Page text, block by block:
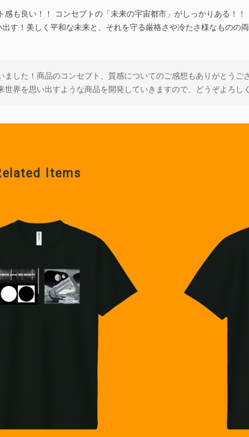
感も良い！！ コンセプトの「未来の宇宙都市」がしっかりある！
す！美しく平和な未来と、それを守る厳格さや冷たさ様なものの
ました！商品のコンセプト、質感についてのご感想もありがとうご
世界を思い出すような商品を開発していきますので、どうぞよろし
効いたアイテムを開発して参ります。どうぞよろしくお願いいたし
しい。素材の革の質感も申し分ないです。末長く愛用したい商品
璧です。ありがとうございました！！
ありがとうございました。未来をデザインと質感で表した作品を高
もモッドソニックは新しい作品を随時展開して参ります。楽しみに
Items